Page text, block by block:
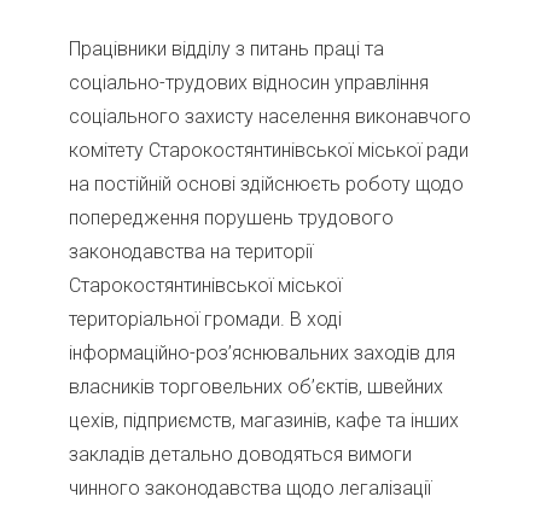
Працівники відділу з питань праці та
соціально-трудових відносин управління
соціального захисту населення виконавчого
комітету Старокостянтинівської міської ради
на постійній основі здійснюєть роботу щодо
попередження порушень трудового
законодавства на території
Старокостянтинівської міської
територіальної громади. В ході
інформаційно-роз’яснювальних заходів для
власників торговельних об’єктів, швейних
цехів, підприємств, магазинів, кафе та інших
закладів детально доводяться вимоги
чинного законодавства щодо легалізації